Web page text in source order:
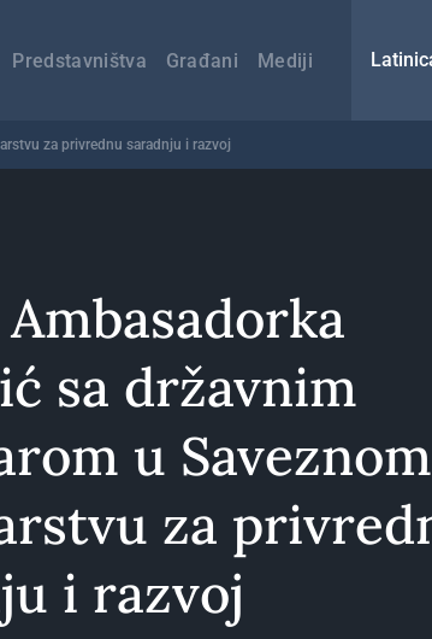
Predstavništva Građani Mediji
za privrednu saradnju i razvoj
sa državnim
u Saveznom
za
i razvoj